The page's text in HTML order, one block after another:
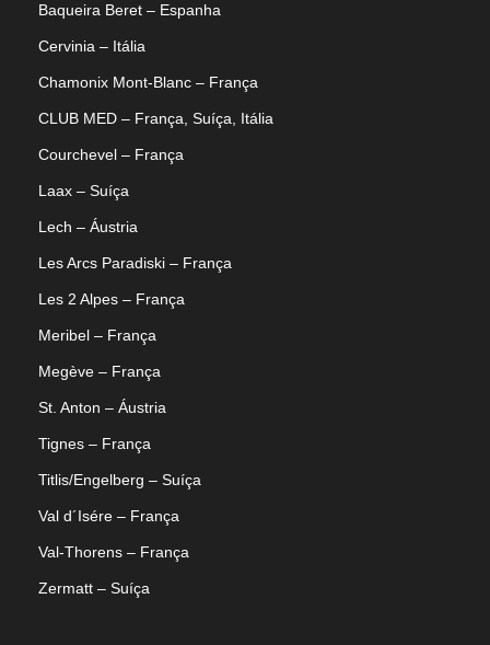
Baqueira Beret – Espanha
Cervinia – Itália
Chamonix Mont-Blanc – França
CLUB MED – França, Suíça, Itália
Courchevel – França
Laax – Suíça
Lech – Áustria
Les Arcs Paradiski – França
Les 2 Alpes – França
Meribel – França
Megève – França
St. Anton – Áustria
Tignes – França
Titlis/Engelberg – Suíça
Val d´Isére – França
Val-Thorens – França
Zermatt – Suíça